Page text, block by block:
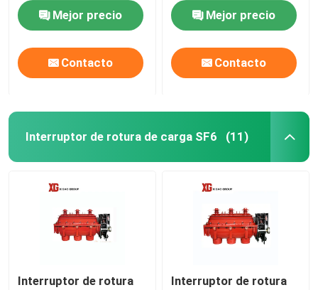
Mejor precio
Contacto
Mejor precio
Contacto
Interruptor de rotura de carga SF6 (11)
Interruptor de rotura
Interruptor de rotura